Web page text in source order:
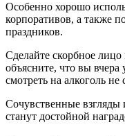
Особенно хорошо
корпоративов, а также
праздников.
Сделайте скорбное
объясните, что вы
смотреть на алкоголь не
Сочувственные взгляды
станут достойной